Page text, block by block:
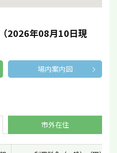
2026年08月10日現
場内案内図
市外在住